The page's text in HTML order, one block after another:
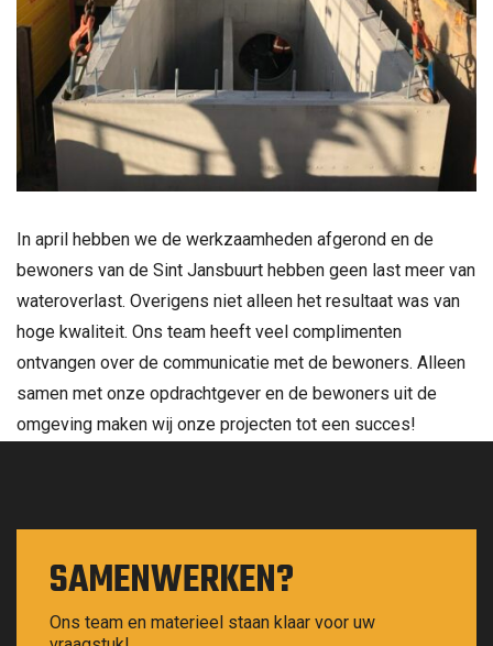
In april hebben we de werkzaamheden afgerond en de
bewoners van de Sint Jansbuurt hebben geen last meer van
wateroverlast. Overigens niet alleen het resultaat was van
hoge kwaliteit. Ons team heeft veel complimenten
ontvangen over de communicatie met de bewoners. Alleen
samen met onze opdrachtgever en de bewoners uit de
omgeving maken wij onze projecten tot een succes!
SAMENWERKEN?
Ons team en materieel staan klaar voor uw